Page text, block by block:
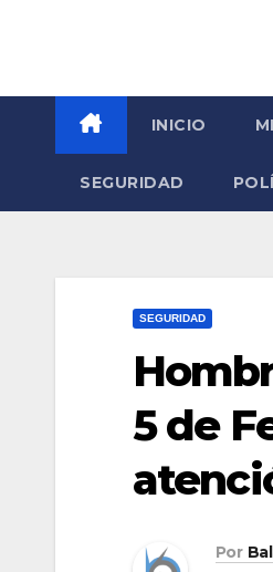
INICIO
SEGURIDAD
SEGURIDAD
5 de
Por